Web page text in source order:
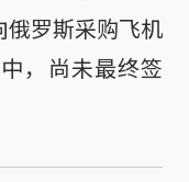
罗斯采购飞机
，尚未最终签